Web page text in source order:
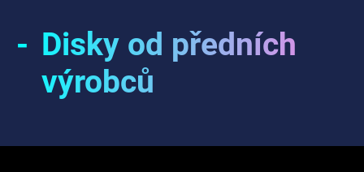
- Disky od předních
výrobců